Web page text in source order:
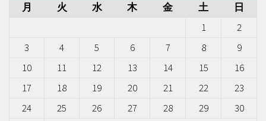
月
火 水 木 金 土 日
1
2
3
4 5 6 7 8
9
10
11 12 13 14 15
16
17
18 19 20 21 22
23
24
25 26 27 28 29
30